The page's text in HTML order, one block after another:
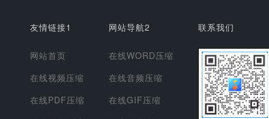
友情链接1
网站首页
在线视频压缩
在线PDF压缩
网站导航2
在线WORD压缩
在线音频压缩
在线GIF压缩
联系我们